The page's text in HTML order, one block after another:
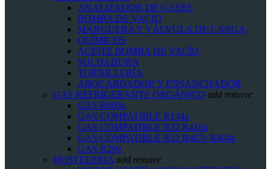
ANALIZADOR DE GASES
BOMBA DE VACIO
MANGUERA Y VÁLVULA DE CARGA
QUÍMICOS
ACEITE BOMBA DE VACÍO
SOLDADURA
TORNILLERÍA
ABOCARDADOR Y ENSANCHADOR
GAS REFRIGERANTE ORGÁNICO add remove
GAS R600a
GAS COMPATIBLE R134a
GAS COMPATIBLE R32 R410a
GAS COMPATIBLE R22 R407c R404a
GAS R290
HOSTELERIA add remove